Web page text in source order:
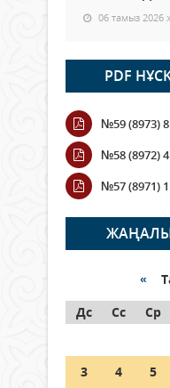
06 тамыз 2026
Open Air:
полиция
мыңнан
қауіпсіздігін
06 тамыз 2026 ж.
Wi-Fi
ӨТЕДІ?
06 тамыз 2026
граждане
05 тамыз 2026 ж.
Шетелде
азаматтары
PDF
№59 (8973) 8
№58 (8972) 4
№57 (8971) 1
«
Дс
Сс Ср
3
4 5